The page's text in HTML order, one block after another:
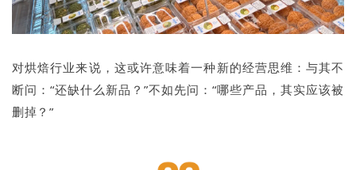
对烘焙行业来说，这或许意味着一种新的经营思维：与其不
断问：“还缺什么新品？”不如先问：“哪些产品，其实应该被
删掉？”